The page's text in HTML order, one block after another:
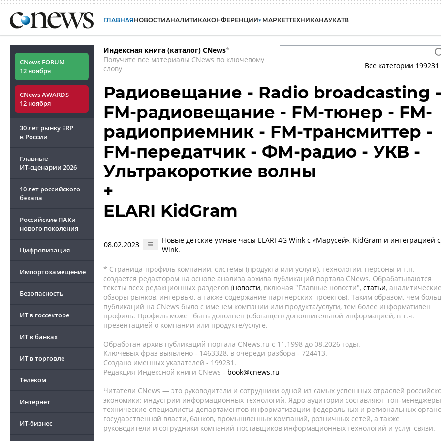
ГЛАВНАЯНОВОСТИАНАЛИТИКАКОНФЕРЕНЦИИ МАРКЕТТЕХНИКАНАУКАТВ
CNews FORUM
12 ноября
CNews AWARDS
12 ноября
30 лет рынку ERP
в России
Главные
ИТ-сценарии 2026
10 лет российского
бэкапа
Российские ПАКи
нового поколения
Цифровизация
Импортозамещение
Безопасность
ИТ в госсекторе
ИТ в банках
ИТ в торговле
Телеком
Интернет
ИТ-бизнес
Индексная книга (каталог) CNews*
Получите все материалы CNews по ключевому
слову
Все категории 199231
Радиовещание - Radio broadcasting -
FM-радиовещание - FM-тюнер - FM-
радиоприемник - FM-трансмиттер -
FM-передатчик - ФМ-радио - УКВ -
Ультракороткие волны
+
ELARI KidGram
08.02.2023
Новые детские умные часы ELARI 4G Wink с «Марусей», KidGram и интеграцией с
Wink.
* Страница-профиль компании, системы (продукта или услуги), технологии, персоны и т.п.
создается редактором на основе анализа архива публикаций портала CNews. Обрабатываются
тексты всех редакционных разделов (новости, включая "Главные новости", статьи, аналитические
обзоры рынков, интервью, а также содержание партнёрских проектов). Таким образом, чем
публикаций на CNews было с именем компании или продукта/услуги, тем более информативен
профиль. Профиль может быть дополнен (обогащен) дополнительной информацией, в т.ч.
презентацией о компании или продукте/услуге.
Обработан архив публикаций портала CNews.ru c 11.1998 до 08.2026 годы.
Ключевых фраз выявлено - 1463328, в очереди разбора - 724413.
Создано именных указателей - 199231.
Редакция Индексной книги CNews - book@cnews.ru
Читатели CNews — это руководители и сотрудники одной из самых успешных отраслей
экономики: индустрии информационных технологий. Ядро аудитории составляют топ-
технические специалисты департаментов информатизации федеральных и региональных
государственной власти, банков, промышленных компаний, розничных сетей, а также
руководители и сотрудники компаний-поставщиков информационных технологий и услуг связи.